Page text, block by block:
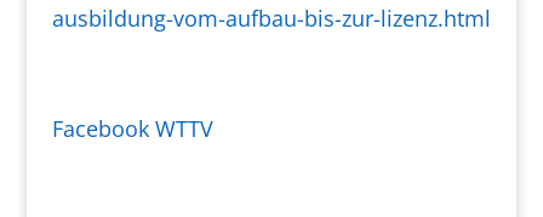
ausbildung-vom-aufbau-bis-zur-lizenz.html
Facebook WTTV